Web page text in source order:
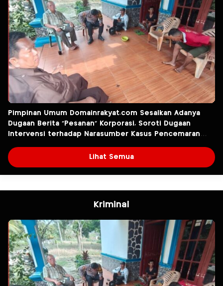
Pimpinan Umum Domainrakyat.com Sesalkan Adanya
Dugaan Berita “Pesanan” Korporasi, Soroti Dugaan
Intervensi terhadap Narasumber Kasus Pencemaran
Lihat Semua
Kriminal